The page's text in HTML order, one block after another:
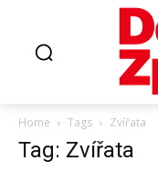
Home Tags Zvířata
Tag: Zvířata